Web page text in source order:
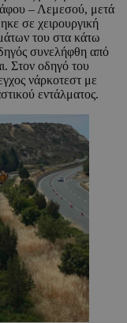
– Λεμεσού, μετά
σε χειρουργική
του στα κάτω
συνελήφθη από
Στον οδηγό του
νάρκοτεστ με
εντάλματος.